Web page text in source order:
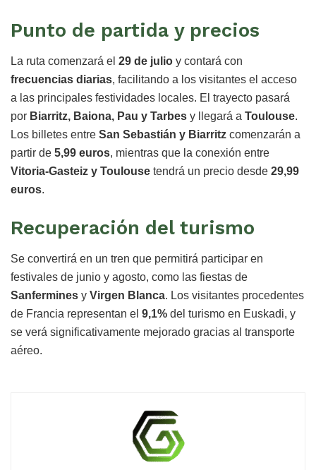
Punto de partida y precios
La ruta comenzará el 29 de julio y contará con
frecuencias diarias, facilitando a los visitantes el acceso
a las principales festividades locales. El trayecto pasará
por Biarritz, Baiona, Pau y Tarbes y llegará a Toulouse.
Los billetes entre San Sebastián y Biarritz comenzarán a
partir de 5,99 euros, mientras que la conexión entre
Vitoria-Gasteiz y Toulouse tendrá un precio desde 29,99
euros.
Recuperación del turismo
Se convertirá en un tren que permitirá participar en
festivales de junio y agosto, como las fiestas de
Sanfermines y Virgen Blanca. Los visitantes procedentes
de Francia representan el 9,1% del turismo en Euskadi, y
se verá significativamente mejorado gracias al transporte
aéreo.